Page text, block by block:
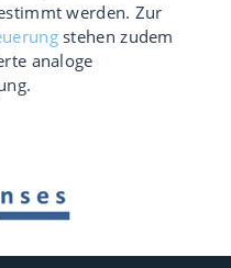
werden. Zur
stehen zudem
analoge